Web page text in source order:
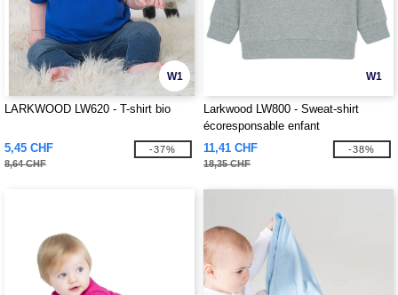
W1
LARKWOOD LW620 - T-shirt bio
5,45 CHF
8,64 CHF
-37%
W1
Larkwood LW800 - Sweat-shirt
écoresponsable enfant
11,41 CHF
18,35 CHF
-38%